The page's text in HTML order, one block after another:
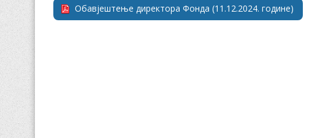
Обавјештење директора Фонда (11.12.2024. године)